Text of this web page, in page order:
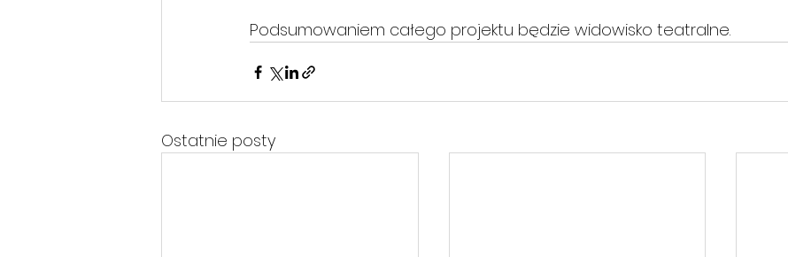
Podsumowaniem całego projektu będzie widowisko teatralne.
Ostatnie posty